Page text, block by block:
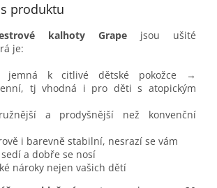
produktu
kalhoty Grape jsou ušité
je:
jemná k citlivé dětské pokožce →
tj vhodná i pro děti s atopickým
a prodyšnější než konvenční
i barevně stabilní, nesrazí se vám
a dobře se nosí
nároky nejen vašich dětí